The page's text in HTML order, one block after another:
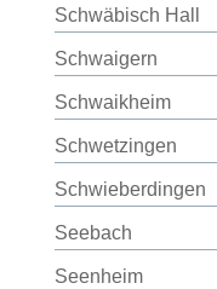
Schwäbisch Hall
Schwaigern
Schwaikheim
Schwetzingen
Schwieberdingen
Seebach
Seenheim